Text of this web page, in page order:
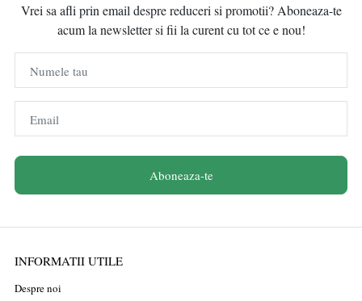
Vrei sa afli prin email despre reduceri si promotii? Aboneaza-te
acum la newsletter si fii la curent cu tot ce e nou!
Numele tau
Email
Aboneaza-te
INFORMATII UTILE
Despre noi